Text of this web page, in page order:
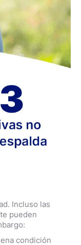
Incluso las
pueden
condición